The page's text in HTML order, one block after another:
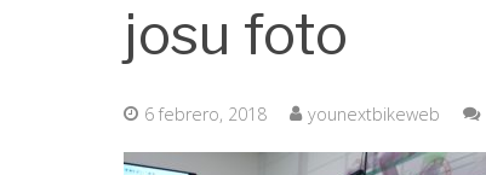
josu foto
6 febrero, 2018 younextbikeweb